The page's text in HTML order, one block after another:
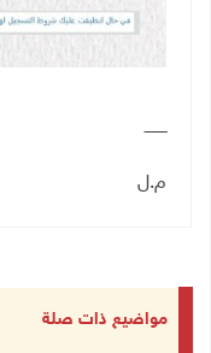
ـــــــــ
م.ل
مواضيع ذات صلة